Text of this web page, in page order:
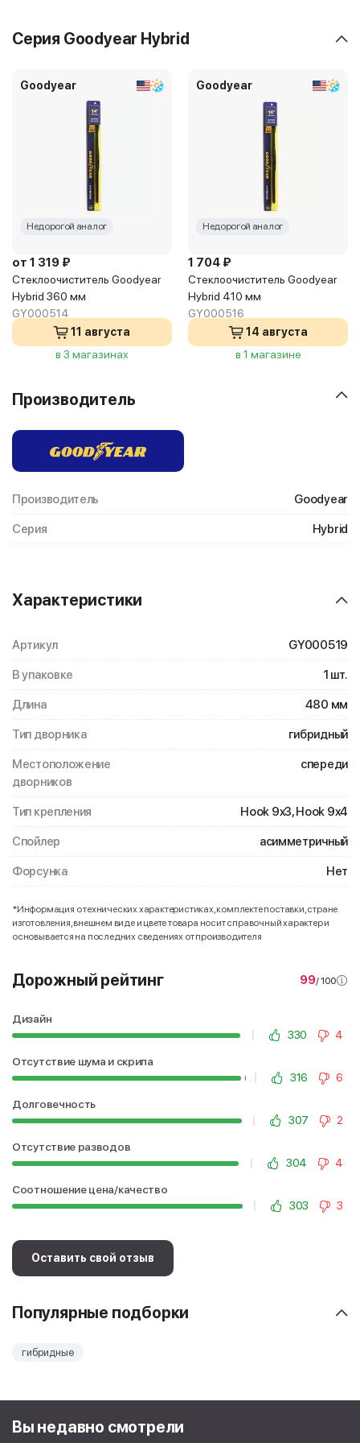
Серия Goodyear Hybrid
Goodyear
Недорогой аналог
от 1 319 ₽
Стеклоочиститель Goodyear
Hybrid 360 мм
GY000514
11 августа
в 3 магазинах
Goodyear
Недорогой аналог
1 704 ₽
Стеклоочиститель Goodyear
Hybrid 410 мм
GY000516
14 августа
в 1 магазине
Производитель
Производитель Goodyear
Серия Hybrid
Характеристики
Артикул GY000519
В упаковке 1 шт.
Длина 480 мм
Тип дворника гибридный
Местоположение
дворников
спереди
Тип крепления Hook 9x3, Hook 9x4
Спойлер асимметричный
Форсунка Нет
*Информация о технических характеристиках, комплекте поставки, стране
изготовления, внешнем виде и цвете товара носит справочный характер и
основывается на последних сведениях от производителя
Дорожный рейтинг 99/ 100
Дизайн
330
4
Отсутствие шума и скрипа
316
6
Долговечность
307
2
Отсутствие разводов
304
4
Соотношение цена/качество
303
3
Оставить свой отзыв
Популярные подборки
гибридные
Вы недавно смотрели